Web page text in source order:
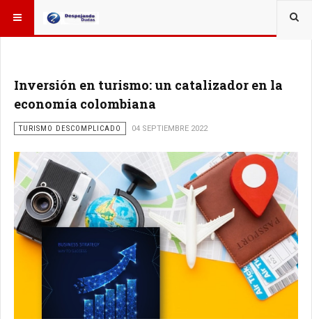
ESTÁ AQUÍ:
Inversión en turismo: un catalizador en la
economía colombiana
TURISMO DESCOMPLICADO 04 SEPTIEMBRE 2022